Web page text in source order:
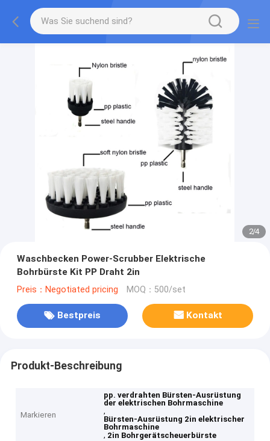
2/4
Waschbecken Power-Scrubber Elektrische
Bohrbürste Kit PP Draht 2in
Preis：Negotiated pricing MOQ：500/set
Bestpreis Kontakt
Produkt-Beschreibung
Markieren
pp. verdrahten Bürsten-Ausrüstung
der elektrischen Bohrmaschine
,
Bürsten-Ausrüstung 2in elektrischer
Bohrmaschine
, 2in Bohrgerätscheuerbürste